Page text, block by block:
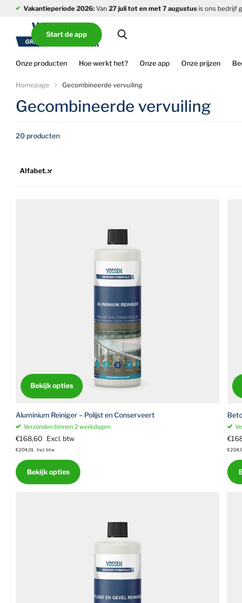
Vakantieperiode 2026:Van 27 juli tot en met 7 augustus is ons bedrijf
Start de app
Onze producten Hoe werkt het? Onze app Onze prijzen
Homepage Gecombineerde vervuiling
Gecombineerde vervuiling
20 producten
Bekijk opties
Aluminium Reiniger – Polijst en Conserveert
Verzonden binnen 2 werkdagen
€168,60 Excl. btw
€204,01 Incl. btw
Bekijk opties